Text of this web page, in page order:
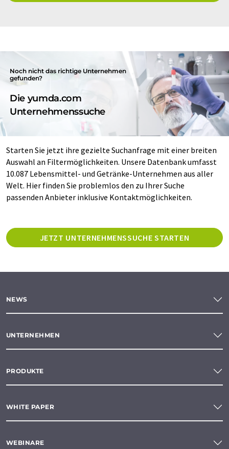
Noch nicht das richtige Unternehmen
gefunden?
Die yumda.com
Unternehmenssuche
Starten Sie jetzt ihre gezielte Suchanfrage mit einer breiten
Auswahl an Filtermöglichkeiten. Unsere Datenbank umfasst
10.087 Lebensmittel- und Getränke-Unternehmen aus aller
Welt. Hier finden Sie problemlos den zu Ihrer Suche
passenden Anbieter inklusive Kontaktmöglichkeiten.
JETZT UNTERNEHMENSSUCHE STARTEN
NEWS
UNTERNEHMEN
PRODUKTE
WHITE PAPER
WEBINARE